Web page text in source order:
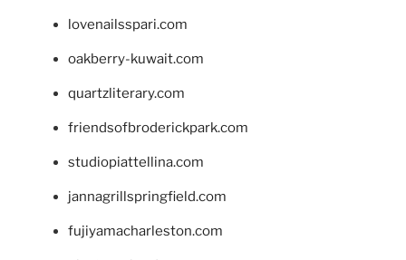
lovenailsspari.com
oakberry-kuwait.com
quartzliterary.com
friendsofbroderickpark.com
studiopiattellina.com
jannagrillspringfield.com
fujiyamacharleston.com